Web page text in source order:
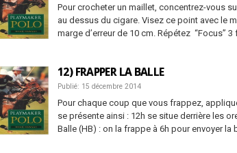
Pour crocheter un maillet, concentrez-vous
au dessus du cigare. Visez ce point avec le
marge d’erreur de 10 cm. Répétez “Focus”
12) FRAPPER LA BALLE
Publié: 15 décembre 2014
Pour chaque coup que vous frappez,
se présente ainsi : 12h se situe derrière les
Balle (HB) : on la frappe à 6h pour envoyer